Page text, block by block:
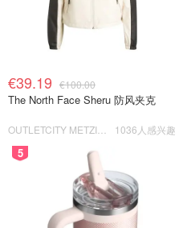
€39.19 €100.00
The North Face Sheru 防风夹克
1036人感兴趣
5